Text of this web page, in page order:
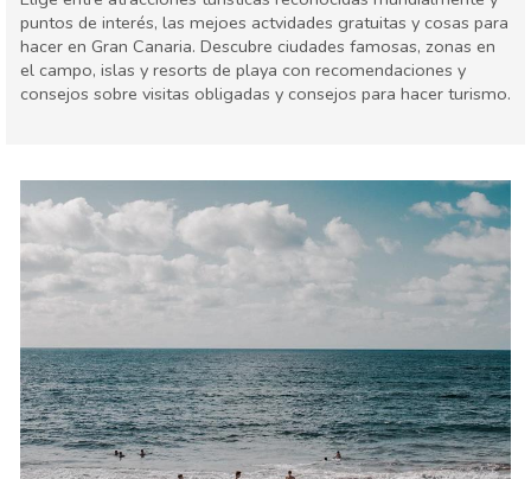
puntos de interés, las mejoes actvidades gratuitas y cosas para
hacer en Gran Canaria. Descubre ciudades famosas, zonas en
el campo, islas y resorts de playa con recomendaciones y
consejos sobre visitas obligadas y consejos para hacer turismo.
Agenda de eventos
Comida & Restaurantes
Dónde quedarse
Museos & Arte Playas